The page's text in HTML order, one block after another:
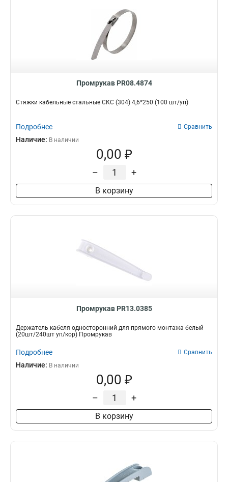
Промрукав PR08.4874
Стяжки кабельные стальные СКС (304) 4,6*250 (100 шт/уп)
Подробнее Сравнить
Наличие: В наличии
0,00 ₽
– +
В корзину
Промрукав PR13.0385
Держатель кабеля односторонний для прямого монтажа белый
(20шт/240шт уп/кор) Промрукав
Подробнее Сравнить
Наличие: В наличии
0,00 ₽
– +
В корзину